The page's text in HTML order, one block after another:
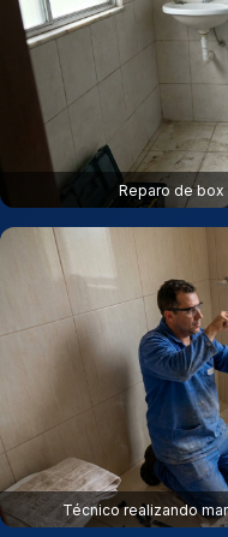
Reparo de box
Técnico realizando